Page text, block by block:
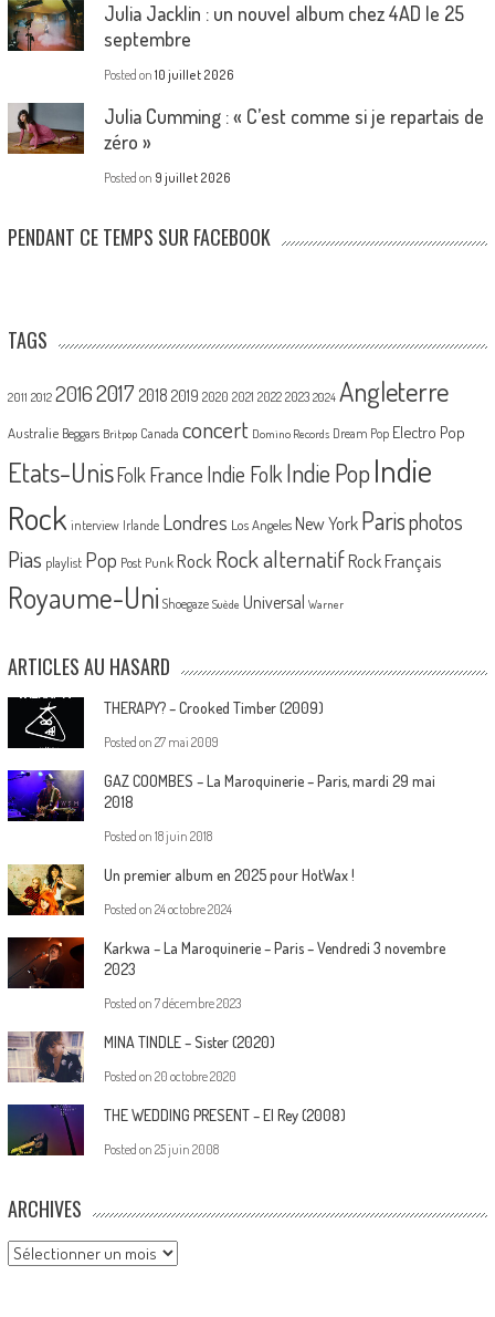
Julia Jacklin : un nouvel album chez 4AD le 25
septembre
Posted on 10 juillet 2026
Julia Cumming : « C’est comme si je repartais de
zéro »
Posted on 9 juillet 2026
PENDANT CE TEMPS SUR FACEBOOK
TAGS
2011 2012 20162017 2018 2019 2020 2021 2022 2023 2024 Angleterre
Australie Beggars Britpop Canada concert Domino Records Dream Pop Electro Pop
Etats-UnisFolk France Indie FolkIndie PopIndie
Rock interview Irlande Londres Los Angeles New York Parisphotos
Pias playlist Pop Post Punk Rock Rock alternatif Rock Français
Royaume-Uni Shoegaze Suède Universal Warner
ARTICLES AU HASARD
THERAPY? – Crooked Timber (2009)
Posted on 27 mai 2009
GAZ COOMBES – La Maroquinerie – Paris, mardi 29 mai
2018
Posted on 18 juin 2018
Un premier album en 2025 pour HotWax !
Posted on 24 octobre 2024
Karkwa – La Maroquinerie – Paris – Vendredi 3 novembre
2023
Posted on 7 décembre 2023
MINA TINDLE – Sister (2020)
Posted on 20 octobre 2020
THE WEDDING PRESENT – El Rey (2008)
Posted on 25 juin 2008
ARCHIVES
Archives